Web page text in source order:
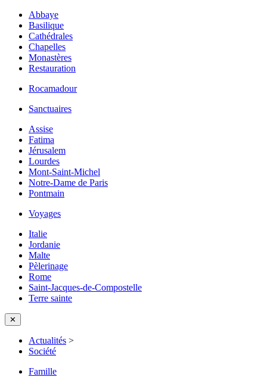
Abbaye
Basilique
Cathédrales
Chapelles
Monastères
Restauration
Rocamadour
Sanctuaires
Assise
Fatima
Jérusalem
Lourdes
Mont-Saint-Michel
Notre-Dame de Paris
Pontmain
Voyages
Italie
Jordanie
Malte
Pèlerinage
Rome
Saint-Jacques-de-Compostelle
Terre sainte
✕
Actualités >
Société
Famille